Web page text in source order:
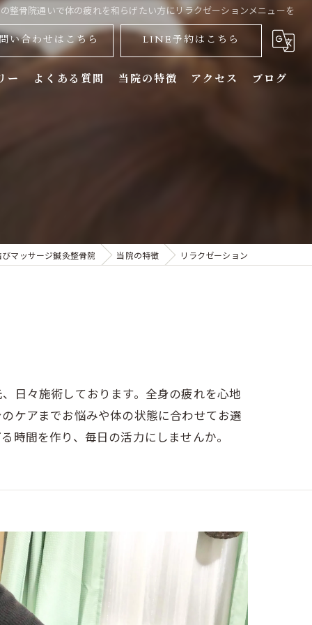
整骨院通いで体の疲れを和らげたい方にリラクゼーションメニューを
い合わせはこちら LINE予約はこちら
ー よくある質問 当院の特徴
美容鍼灸
アクセス ブログ
マッサージ鍼灸整骨院 当院の特徴 リラクゼーション
日々施術しております。全身の疲れを心地
ケアまでお悩みや体の状態に合わせてお選
間を作り、毎日の活力にしませんか。